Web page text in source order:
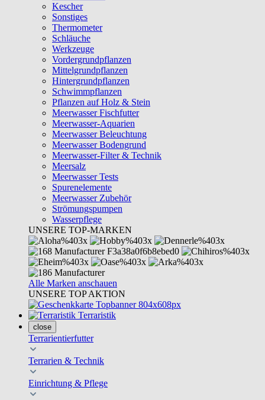
Kescher
Sonstiges
Thermometer
Schläuche
Werkzeuge
Vordergrundpflanzen
Mittelgrundpflanzen
Hintergrundpflanzen
Schwimmpflanzen
Pflanzen auf Holz & Stein
Meerwasser Fischfutter
Meerwasser-Aquarien
Meerwasser Beleuchtung
Meerwasser Bodengrund
Meerwasser-Filter & Technik
Meersalz
Meerwasser Tests
Spurenelemente
Meerwasser Zubehör
Strömungspumpen
Wasserpflege
UNSERE TOP-MARKEN
Alle Marken anschauen
UNSERE TOP AKTION
Terraristik
close
Terrarientierfutter
Terrarien & Technik
Einrichtung & Pflege